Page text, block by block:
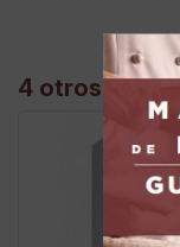
4 otros